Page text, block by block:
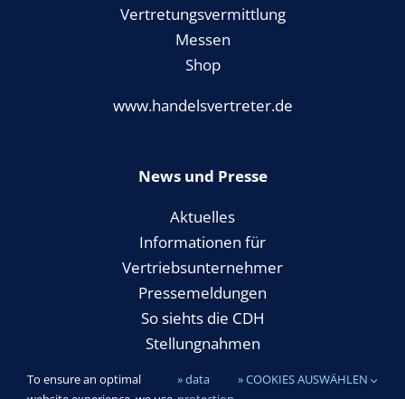
Vertretungsvermittlung
Messen
Shop
www.handelsvertreter.de
News und Presse
Aktuelles
Informationen für
Vertriebsunternehmer
Pressemeldungen
So siehts die CDH
Stellungnahmen
To ensure an optimal
» data
» COOKIES AUSWÄHLEN